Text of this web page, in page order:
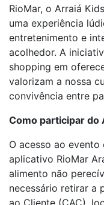
RioMar, o Arraiá
uma experiência
entretenimento e
acolhedor. A
shopping em
valorizam a nossa
convivência entre
Como participar do
O acesso ao
aplicativo RioMar
alimento não
necessário retirar a
ao Cliente (CAC),